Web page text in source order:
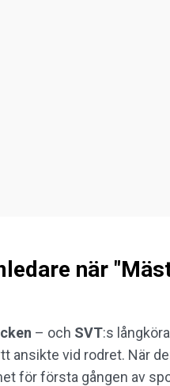
när
– och SVT:s
vid rodret. När
för första gången av